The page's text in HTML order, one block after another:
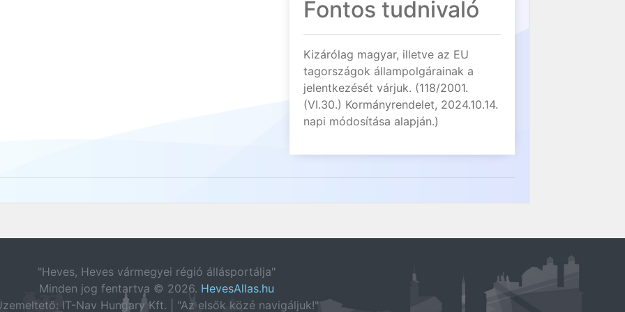
Fontos tudnivaló
Kizárólag magyar, illetve az EU
tagországok állampolgárainak a
jelentkezését várjuk. (118/2001.
(VI.30.) Kormányrendelet, 2024.10.14.
napi módosítása alapján.)
"Heves, Heves vármegyei régió állásportálja"
Minden jog fentartva © 2026. HevesAllas.hu
IT-Nav Hungary Kft. | "Az elsők közé navigáljuk!"